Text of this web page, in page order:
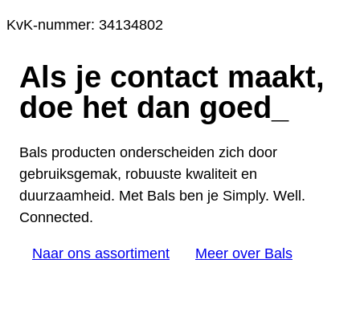
KvK-nummer: 34134802
Als je contact maakt,
doe het dan goed
Bals producten onderscheiden zich door
gebruiksgemak, robuuste kwaliteit en
duurzaamheid. Met Bals ben je Simply. Well.
Connected.
Naar ons assortiment Meer over Bals